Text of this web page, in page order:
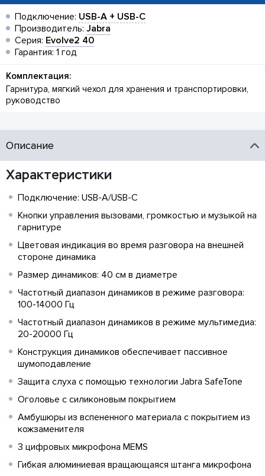
Подключение: USB-A + USB-C
Производитель: Jabra
Серия: Evolve2 40
Гарантия: 1 год
Комплектация:
Гарнитура, мягкий чехол для хранения и транспортировки,
руководство
Описание
Характеристики
Подключение: USB-A/USB-C
Кнопки управления вызовами, громкостью и музыкой на
гарнитуре
Цветовая индикация во время разговора на внешней
стороне динамика
Размер динамиков: 40 см в диаметре
Частотный диапазон динамиков в режиме разговора:
100-14000 Гц
Частотный диапазон динамиков в режиме мультимедиа:
20-20000 Гц
Конструкция динамиков обеспечивает пассивное
шумоподавление
Защита слуха с помощью технологии Jabra SafeTone
Оголовье с силиконовым покрытием
Амбушюры из вспененного материала с покрытием из
кожзаменителя
3 цифровых микрофона MEMS
Гибкая алюминиевая вращающаяся штанга микрофона